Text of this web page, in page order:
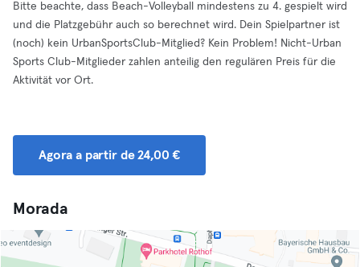
Bitte beachte, dass Beach-Volleyball mindestens zu 4. gespielt wird
und die Platzgebühr auch so berechnet wird. Dein Spielpartner ist
(noch) kein UrbanSportsClub-Mitglied? Kein Problem! Nicht-Urban
Sports Club-Mitglieder zahlen anteilig den regulären Preis für die
Aktivität vor Ort.
Agora a partir de 24,00 €
Morada